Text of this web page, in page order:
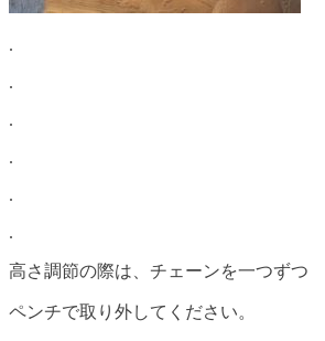
.
.
.
.
.
.
高さ調節の際は、チェーンを一つずつ
ペンチで取り外してください。